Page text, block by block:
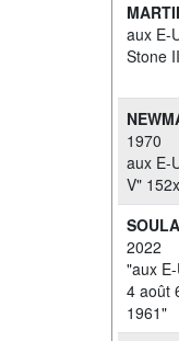
aux E-
Stone
1970
aux E-
V"
2022
"aux
4 août
1961"